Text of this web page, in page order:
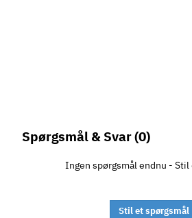
Spørgsmål & Svar(0)
Ingen spørgsmål endnu -
Stil et spørgsmål